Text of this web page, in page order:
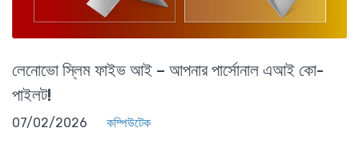
লেনোভো স্লিম ফাইভ আই – আপনার পার্সোনাল এআই কো-
পাইলট!
07/02/2026 কম্পিউটেক